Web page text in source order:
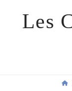
Les